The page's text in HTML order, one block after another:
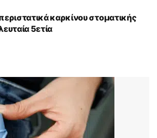
καρκίνου στοματικής
5ετία